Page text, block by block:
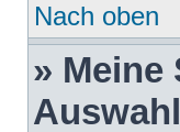
Nach oben
»